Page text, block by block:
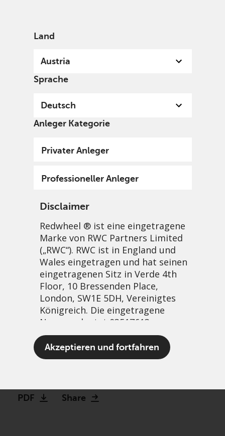
Land
Austria
Sprache
Deutsch
Anleger Kategorie
Privater Anleger
Professioneller Anleger
Disclaimer
Redwheel ® ist eine eingetragene
Marke von RWC Partners Limited
(„RWC“). RWC ist in England und
Wales eingetragen und hat seinen
eingetragenen Sitz in Verde 4th
Floor, 10 Bressenden Place,
London, SW1E 5DH, Vereinigtes
Königreich. Die eingetragene
Nummer lautet 03517613.
Marke Redwheel umfassen,
Akzeptieren und fortfahren
When the Jimmy Choos
don’t fit
PDF Share